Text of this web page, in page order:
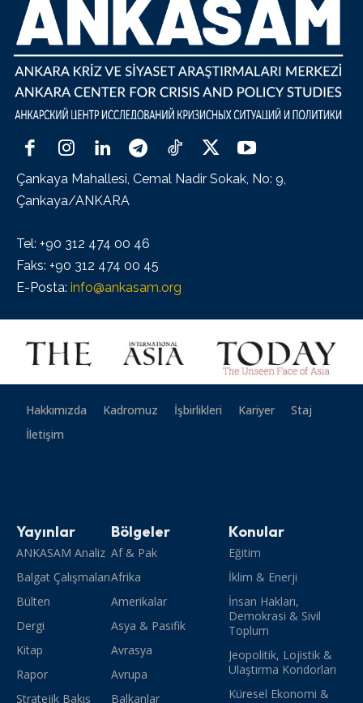
Çankaya Mahallesi, Cemal Nadir Sokak, No: 9,
Çankaya/ANKARA
Tel: +90 312 474 00 46
Faks: +90 312 474 00 45
E-Posta: info@ankasam.org
Hakkımızda Kadromuz İşbirlikleri Kariyer
Staj
İletişim
Yayınlar
ANKASAM Analiz
Balgat Çalışmaları
Bülten
Dergi
Kitap
Rapor
Stratejik Bakış
Bölgeler
Af & Pak
Afrika
Amerikalar
Asya & Pasifik
Avrasya
Avrupa
Balkanlar
Konular
Eğitim
İklim & Enerji
İnsan Hakları,
Demokrasi & Sivil
Toplum
Jeopolitik, Lojistik &
Ulaştırma Koridorları
Küresel Ekonomi &